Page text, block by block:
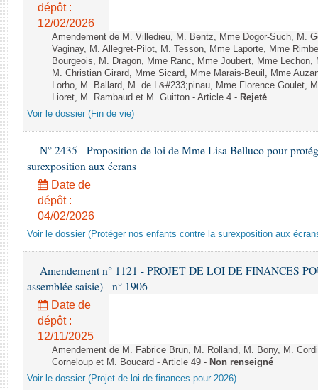
dépôt :
12/02/2026
Amendement de M. Villedieu, M. Bentz, Mme Dogor-Such, M.
Vaginay, M. Allegret-Pilot, M. Tesson, Mme Laporte, Mme
Bourgeois, M. Dragon, Mme Ranc, Mme Joubert, Mme
M. Christian Girard, Mme Sicard, Mme Marais-Beuil, Mme
Lorho, M. Ballard, M. de L&#233;pinau, Mme Florence Goulet,
Lioret, M. Rambaud et M. Guitton - Article 4 - Rejeté
Voir le dossier (Fin de vie)
N° 2435 - Proposition de loi de Mme Lisa Belluco pour
surexposition aux écrans
Date de
dépôt :
04/02/2026
Voir le dossier (Protéger nos enfants contre la surexposition aux
Amendement n° 1121 - PROJET DE LOI DE FINANCES
assemblée saisie) - n° 1906
Date de
dépôt :
12/11/2025
Amendement de M. Fabrice Brun, M. Rolland, M. Bony, M.
Corneloup et M. Boucard - Article 49 - Non renseigné
Voir le dossier (Projet de loi de finances pour 2026)